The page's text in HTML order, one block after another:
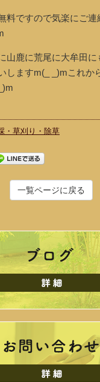
料ですので気楽にご連
山鹿に荒尾に大牟田に
しますm(_ _)mこれか
・草刈り・除草
一覧ページに戻る